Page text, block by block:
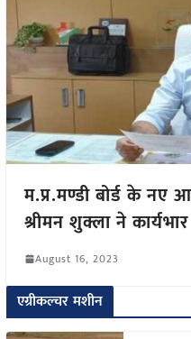
म.प्र.मण्डी बोर्ड के नए
श्रीमन शुक्ला ने
August 16, 2023
एग्रीकल्चर मशीन